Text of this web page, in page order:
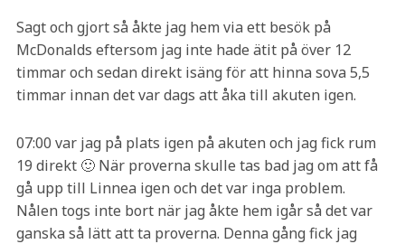
Sagt och gjort så åkte jag hem via ett besök på
McDonalds eftersom jag inte hade ätit på över 12
timmar och sedan direkt isäng för att hinna sova 5,5
timmar innan det var dags att åka till akuten igen.
07:00 var jag på plats igen på akuten och jag fick rum
19 direkt 🙂 När proverna skulle tas bad jag om att få
gå upp till Linnea igen och det var inga problem.
Nålen togs inte bort när jag åkte hem igår så det var
ganska så lätt att ta proverna. Denna gång fick jag